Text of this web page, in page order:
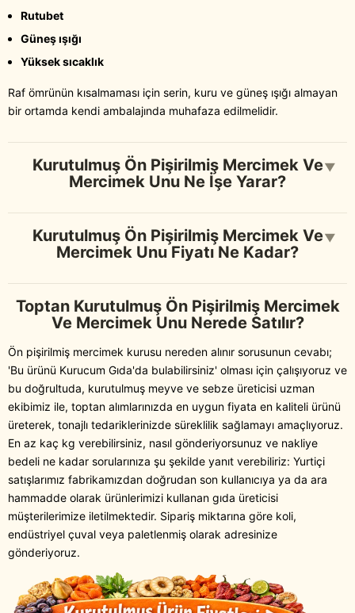
Rutubet
Güneş ışığı
Yüksek sıcaklık
Raf ömrünün kısalmaması için serin, kuru ve güneş ışığı almayan
bir ortamda kendi ambalajında muhafaza edilmelidir.
Kurutulmuş Ön Pişirilmiş Mercimek Ve
Mercimek Unu Ne İşe Yarar?
▼
Kurutulmuş Ön Pişirilmiş Mercimek Ve
Mercimek Unu Fiyatı Ne Kadar?
▼
Toptan Kurutulmuş Ön Pişirilmiş Mercimek
Ve Mercimek Unu Nerede Satılır?
Ön pişirilmiş mercimek kurusu nereden alınır sorusunun cevabı;
'Bu ürünü Kurucum Gıda'da bulabilirsiniz' olması için çalışıyoruz ve
bu doğrultuda, kurutulmuş meyve ve sebze üreticisi uzman
ekibimiz ile, toptan alımlarınızda en uygun fiyata en kaliteli ürünü
üreterek, tonajlı tedariklerinizde süreklilik sağlamayı amaçlıyoruz.
En az kaç kg verebilirsiniz, nasıl gönderiyorsunuz ve nakliye
bedeli ne kadar sorularınıza şu şekilde yanıt verebiliriz: Yurtiçi
satışlarımız fabrikamızdan doğrudan son kullanıcıya ya da ara
hammadde olarak ürünlerimizi kullanan gıda üreticisi
müşterilerimize iletilmektedir. Sipariş miktarına göre koli,
endüstriyel çuval veya paletlenmiş olarak adresinize
gönderiyoruz.